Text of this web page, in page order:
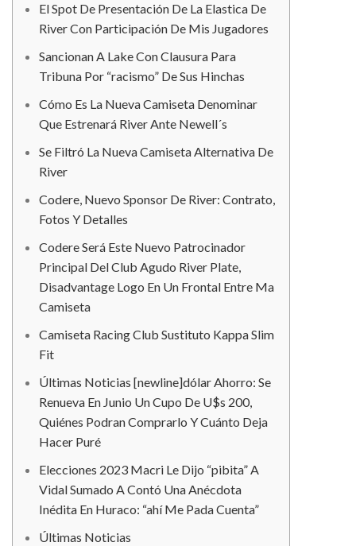
El Spot De Presentación De La Elastica De
River Con Participación De Mis Jugadores
Sancionan A Lake Con Clausura Para
Tribuna Por “racismo” De Sus Hinchas
Cómo Es La Nueva Camiseta Denominar
Que Estrenará River Ante Newell´s
Se Filtró La Nueva Camiseta Alternativa De
River
Codere, Nuevo Sponsor De River: Contrato,
Fotos Y Detalles
Codere Será Este Nuevo Patrocinador
Principal Del Club Agudo River Plate,
Disadvantage Logo En Un Frontal Entre Ma
Camiseta
Camiseta Racing Club Sustituto Kappa Slim
Fit
Últimas Noticias [newline]dólar Ahorro: Se
Renueva En Junio Un Cupo De U$s 200,
Quiénes Podran Comprarlo Y Cuánto Deja
Hacer Puré
Elecciones 2023 Macri Le Dijo “pibita” A
Vidal Sumado A Contó Una Anécdota
Inédita En Huraco: “ahí Me Pada Cuenta”
Últimas Noticias